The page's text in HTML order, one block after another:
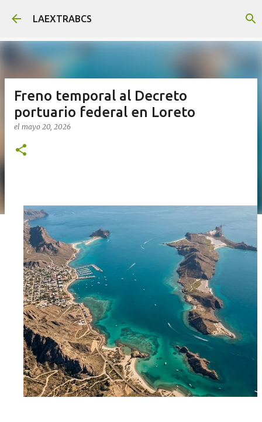
Ir al contenido principal
LAEXTRABCS
Freno temporal al Decreto
portuario federal en Loreto
el mayo 20, 2026